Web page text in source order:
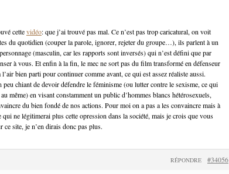
cettevidéo: que j’ai trouvé pas mal. Ce n’est pas trop caricatural, on voit
du quotidien (couper la parole, ignorer, rejeter du groupe…), ils parlent à un
(masculin, car les rapports sont inversés) qui n’est défini que par
à vous. Et enfin à la fin, le mec ne sort pas du film transformé en défenseur
bien parti pour continuer comme avant, ce qui est assez réaliste aussi.
peu chiant de devoir défendre le féminisme (ou lutter contre le sexisme, ce qui
même) en visant constamment un public d’hommes blancs hétérosexuels,
du bien fondé de nos actions. Pour moi on a pas a les convaincre mais à
ne légitimerai plus cette opression dans la société, mais je crois que vous
ce site, je n’en dirais donc pas plus.
#34056
RÉPONDRE